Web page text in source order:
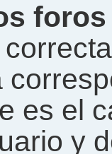
es el
y